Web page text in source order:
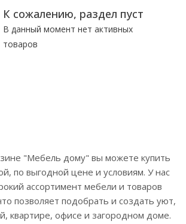
К сожалению, раздел пуст
В данный момент нет активных
товаров
"Мебель дому" вы можете купить
по выгодной цене и условиям. У нас
ассортимент мебели и товаров
позволяет подобрать и создать уют,
квартире, офисе и загородном доме.